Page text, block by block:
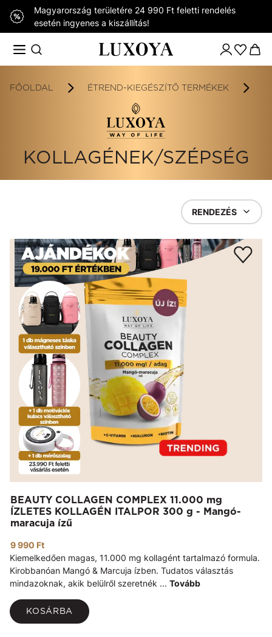
Magyarország területére 24 990 Ft feletti rendelés
esetén ingyenes a kiszállítás!
FŐOLDAL ÉTREND-KIEGÉSZÍTŐ TERMÉKEK
KOLLAGÉNEK/SZÉPSÉG
RENDEZÉS
BEAUTY COLLAGEN COMPLEX 11.000 mg
ÍZLETES KOLLAGÉN ITALPOR 300 g - Mangó-
maracuja ízű
9 990 Ft
Kiemelkedően magas, 11.000 mg kollagént tartalmazó formula.
Kirobbanóan Mangó & Marcuja ízben. Tudatos választás
mindazoknak, akik belülről szeretnék ... Tovább
KOSÁRBA